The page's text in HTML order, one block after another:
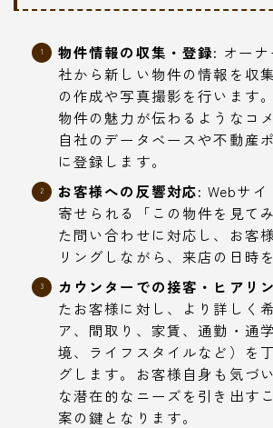
物件情報の収集・登録: オー
社から新しい物件の情報を収
の作成や写真撮影を行います
物件の魅力が伝わるようなコ
自社のデータベースや不動産
に登録します。
お客様への反響対応: Webサ
寄せられる「この物件を見て
た問い合わせに対応し、お客
リングしながら、来店の日時
カウンターでの接客・ヒアリ
たお客様に対し、より詳しく
ア、間取り、家賃、通勤・通
境、ライフスタイルなど）を
グします。お客様自身も気づ
な潜在的なニーズを引き出す
案の鍵となります。